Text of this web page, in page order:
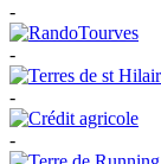
-
-
-
-